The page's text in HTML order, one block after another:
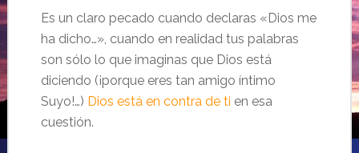
Es un claro pecado cuando declaras «Dios me
ha dicho…», cuando en realidad tus palabras
son sólo lo que imaginas que Dios está
diciendo (¡porque eres tan amigo íntimo
Suyo!…) Dios está en contra de ti en esa
cuestión.